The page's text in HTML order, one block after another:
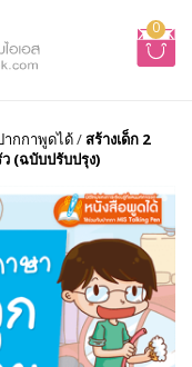
0
กกาพูดได้/สร้างเด็ก 2
(ฉบับปรับปรุง)